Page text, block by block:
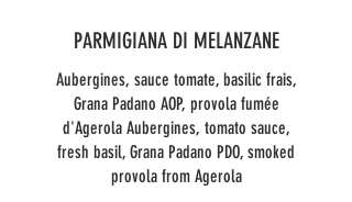
PARMIGIANA DI MELANZANE
Aubergines, sauce tomate, basilic frais,
Grana Padano AOP, provola fumée
d'Agerola Aubergines, tomato sauce,
fresh basil, Grana Padano PDO, smoked
provola from Agerola